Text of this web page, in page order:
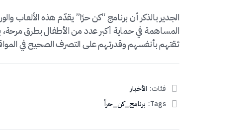
الجدير بالذكر أن برنامج “كن حرًا” يقدّم هذه الألعاب
المساهمة في حماية أكبر عدد من الأطفال بطرق مرحة،
ثقتهم بأنفسهم وقدرتهم على التصرف الصحيح في
فئات: الأخبار
Tags: برنامج_كن_حراً